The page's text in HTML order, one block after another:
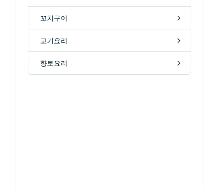
꼬치구이
고기요리
향토요리